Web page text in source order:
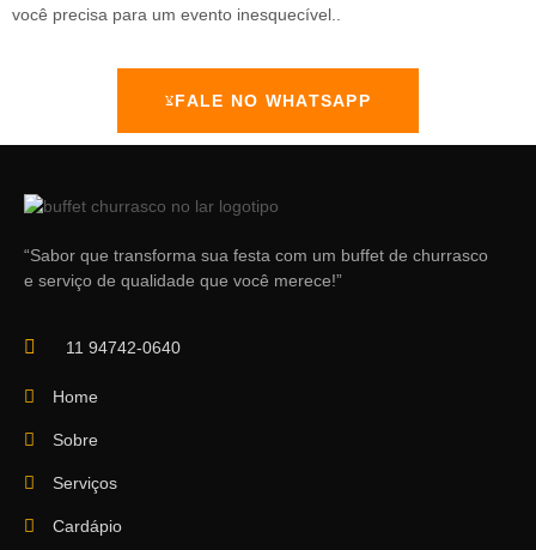
você precisa para um evento inesquecível..
FALE NO WHATSAPP
“Sabor que transforma sua festa com um buffet de churrasco
e serviço de qualidade que você merece!”
11 94742-0640
Home
Sobre
Serviços
Cardápio